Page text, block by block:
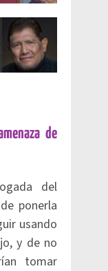
de
del
ponerla
usando
y de no
tomar